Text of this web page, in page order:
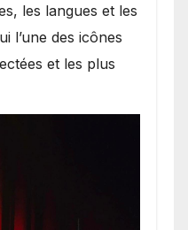
les langues et les
l’une des icônes
et les plus